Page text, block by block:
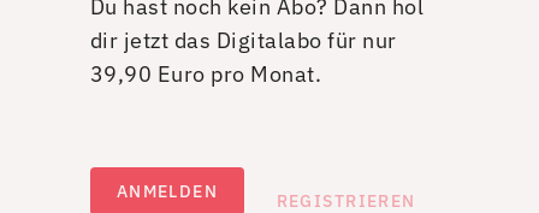
Du hast noch kein Abo? Dann hol
dir jetzt das Digitalabo für nur
39,90 Euro pro Monat.
ANMELDEN REGISTRIEREN